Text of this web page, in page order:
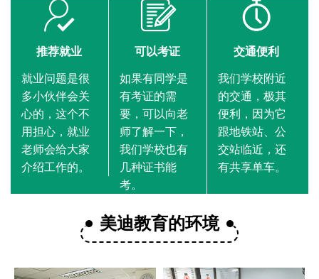
推荐就业
就业问题是很
多小伙伴会关
心的，这个不
用担心，就业
老师会给大家
介绍工作的。
可以考证
如果有同学是
有考证的需
要，可以向老
师了解一下，
我们学校也有
几种证书能
考。
交通便利
我们学校附近
的交通，极其
便利，因为它
跟地铁站、公
交站临近，还
有共享单车。
美迪教育的环境